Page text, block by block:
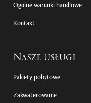
Ogólne warunki handlowe
Kontakt
Nasze usługi
Pakiety pobytowe
Zakwaterowanie